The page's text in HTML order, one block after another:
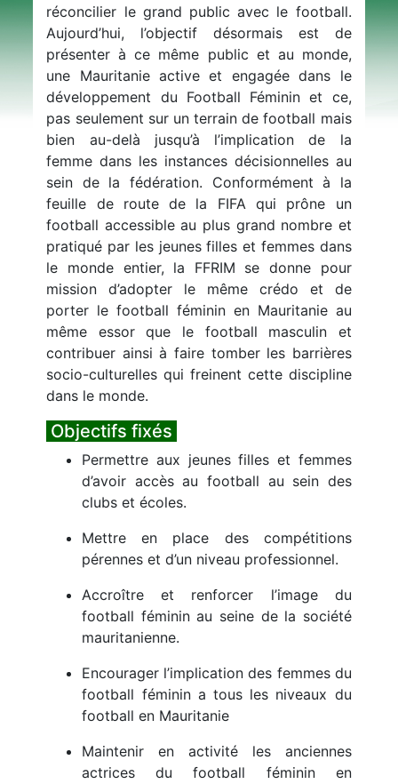
réconcilier le grand public avec le football.
Aujourd’hui, l’objectif désormais est de
présenter à ce même public et au monde,
une Mauritanie active et engagée dans le
développement du Football Féminin et ce,
pas seulement sur un terrain de football mais
bien au-delà jusqu’à l’implication de la
femme dans les instances décisionnelles au
sein de la fédération. Conformément à la
feuille de route de la FIFA qui prône un
football accessible au plus grand nombre et
pratiqué par les jeunes filles et femmes dans
le monde entier, la FFRIM se donne pour
mission d’adopter le même crédo et de
porter le football féminin en Mauritanie au
même essor que le football masculin et
contribuer ainsi à faire tomber les barrières
socio-culturelles qui freinent cette discipline
dans le monde.
Objectifs fixés
Permettre aux jeunes filles et femmes
d’avoir accès au football au sein des
clubs et écoles.
Mettre en place des compétitions
pérennes et d’un niveau professionnel.
Accroître et renforcer l’image du
football féminin au seine de la société
mauritanienne.
Encourager l’implication des femmes du
football féminin a tous les niveaux du
football en Mauritanie
Maintenir en activité les anciennes
actrices du football féminin en